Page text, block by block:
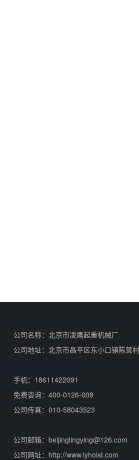
公司名称：北京市凌鹰起重机械厂
公司地址：北京市昌平区东小口镇陈营村
手机：18611422091
免费咨询：400-0126-008
公司传真：010-58043523
公司邮箱：beijinglingying@126.com
公司网址：http://www.lyhoist.com